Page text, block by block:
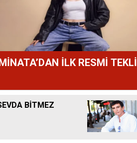
İLK RESMİ TEKLİ
BİTMEZ